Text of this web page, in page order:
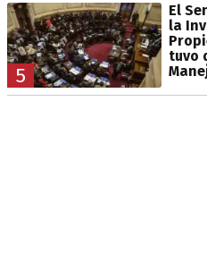
5
El
la
tuvo